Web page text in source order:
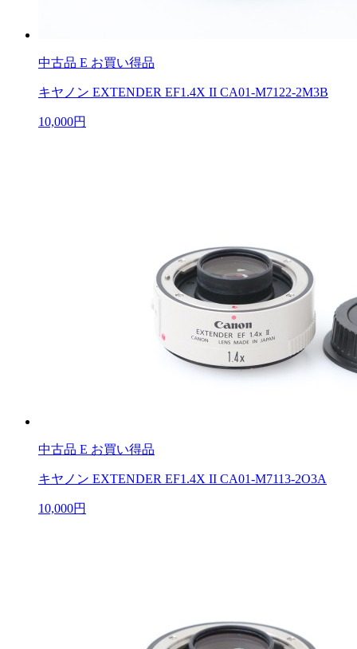
中古品 E お買い得品
キヤノン EXTENDER EF1.4X II CA01-M7122-2M3B
10,000円
中古品 E お買い得品
キヤノン EXTENDER EF1.4X II CA01-M7113-2O3A
10,000円